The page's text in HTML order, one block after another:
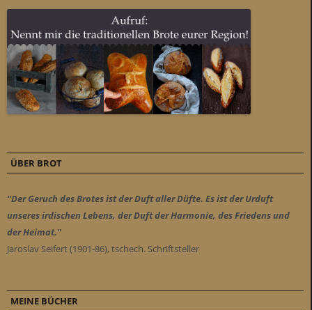
ÜBER BROT
"Der Geruch des Brotes ist der Duft aller Düfte. Es ist der Urduft
unseres irdischen Lebens, der Duft der Harmonie, des Friedens und
der Heimat."
Jaroslav Seifert (1901-86), tschech. Schriftsteller
MEINE BÜCHER